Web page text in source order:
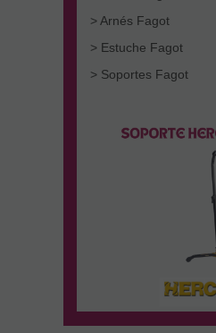
> Arnés Fagot
> Estuche Fagot
> Soportes Fagot